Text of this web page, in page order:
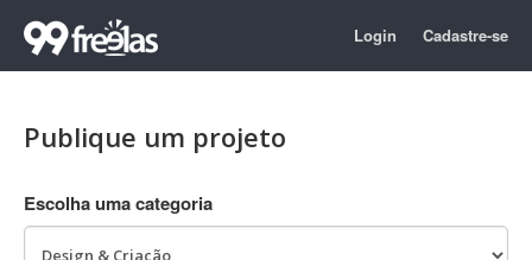
Login Cadastre-se
Publique um projeto
Escolha uma categoria